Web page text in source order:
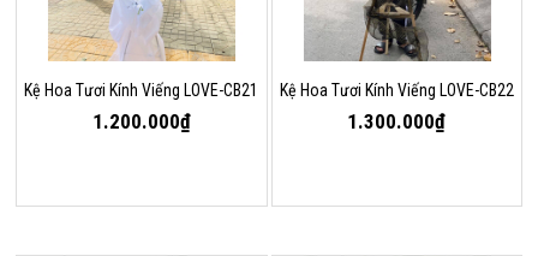
Kệ Hoa Tươi Kính Viếng LOVE-CB21
1.200.000₫
Kệ Hoa Tươi Kính Viếng LOVE-CB22
1.300.000₫